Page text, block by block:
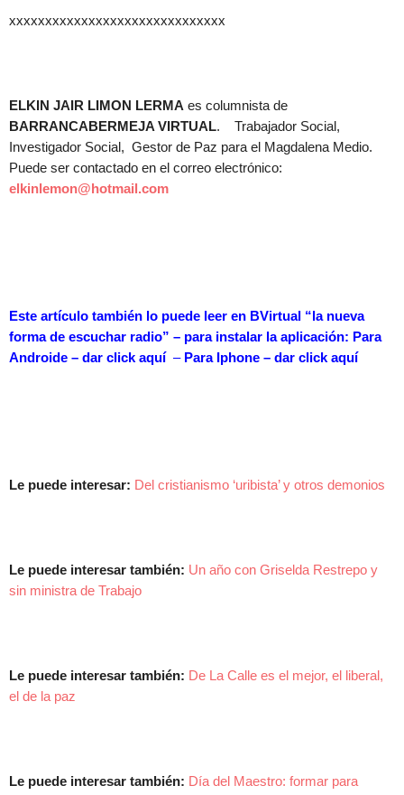
xxxxxxxxxxxxxxxxxxxxxxxxxxxxxx
ELKIN JAIR LIMON LERMA es columnista de
BARRANCABERMEJA VIRTUAL. Trabajador Social,
Investigador Social, Gestor de Paz para el Magdalena Medio.
Puede ser contactado en el correo electrónico:
elkinlemon@hotmail.com
Este artículo también lo puede leer en BVirtual “la nueva
forma de escuchar radio” – para instalar la aplicación: Para
Androide – dar click aquí – Para Iphone – dar click aquí
Le puede interesar: Del cristianismo ‘uribista’ y otros demonios
Le puede interesar también: Un año con Griselda Restrepo y
sin ministra de Trabajo
Le puede interesar también: De La Calle es el mejor, el liberal,
el de la paz
Le puede interesar también: Día del Maestro: formar para